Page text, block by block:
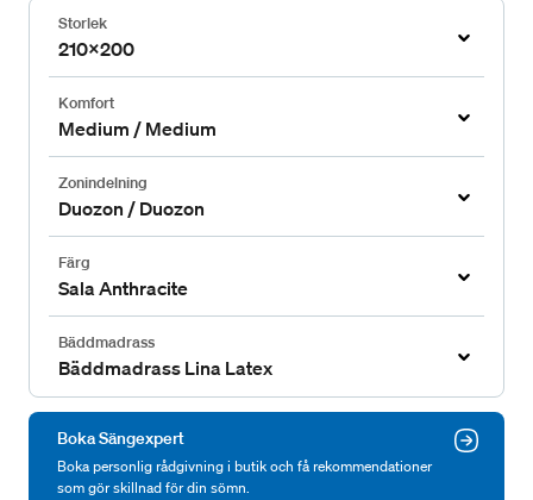
Storlek
210x200
Komfort
Medium / Medium
Zonindelning
Duozon / Duozon
Färg
Sala Anthracite
Bäddmadrass
Bäddmadrass Lina Latex
Boka Sängexpert
Boka personlig rådgivning i butik och få rekommendationer
som gör skillnad för din sömn.